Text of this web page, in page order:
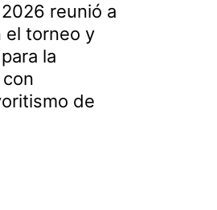
reunió a
el torneo y
la
de